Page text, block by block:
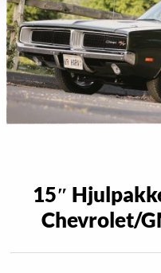
15″
Chevrolet/